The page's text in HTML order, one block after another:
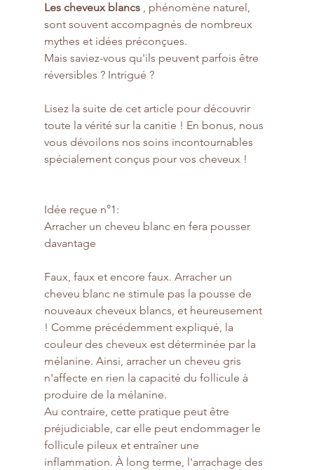
Les cheveux blancs , phénomène naturel,
sont souvent accompagnés de nombreux
mythes et idées préconçues.
Mais saviez-vous qu'ils peuvent parfois être
réversibles ? Intrigué ?
Lisez la suite de cet article pour découvrir
toute la vérité sur la canitie ! En bonus, nous
vous dévoilons nos soins incontournables
spécialement conçus pour vos cheveux !
Idée reçue n°1:
Arracher un cheveu blanc en fera pousser
davantage
Faux, faux et encore faux. Arracher un
cheveu blanc ne stimule pas la pousse de
nouveaux cheveux blancs, et heureusement
! Comme précédemment expliqué, la
couleur des cheveux est déterminée par la
mélanine. Ainsi, arracher un cheveu gris
n'affecte en rien la capacité du follicule à
produire de la mélanine.
Au contraire, cette pratique peut être
préjudiciable, car elle peut endommager le
follicule pileux et entraîner une
inflammation. À long terme, l'arrachage des